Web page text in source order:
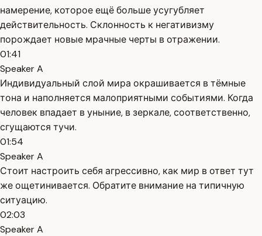
намерение, которое ещё больше усугубляет
действительность. Склонность к негативизму
порождает новые мрачные черты в отражении.
01:41
Speaker A
Индивидуальный слой мира окрашивается в тёмные
тона и наполняется малоприятными событиями. Когда
человек впадает в уныние, в зеркале, соответственно,
сгущаются тучи.
01:54
Speaker A
Стоит настроить себя агрессивно, как мир в ответ тут
же ощетинивается. Обратите внимание на типичную
ситуацию.
02:03
Speaker A